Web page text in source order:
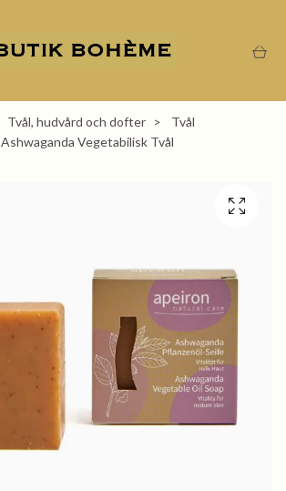
Tvål, hudvård och dofter
Tvål
Ashwaganda Vegetabilisk Tvål